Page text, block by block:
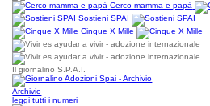
Cerco mamma e papà
Sostieni SPAI
Cinque X Mille
Il giornalino S.P.A.I.
Archivio
leggi tutti i numeri